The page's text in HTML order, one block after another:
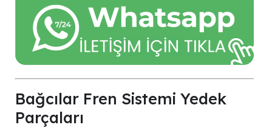
Bağcılar Fren Sistemi Yedek
Parçaları